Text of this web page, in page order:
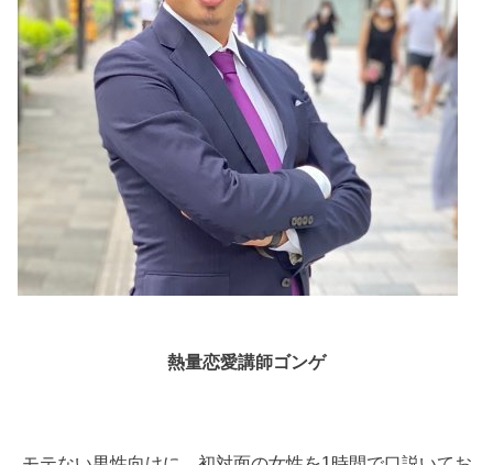
熱量恋愛講師ゴンゲ